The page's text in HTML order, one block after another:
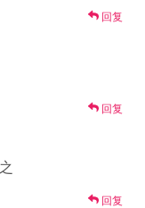
回复
回复
回复